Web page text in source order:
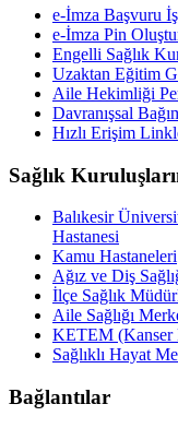
e-İmza Başvuru
e-İmza Pin
Engelli Sağlık
Uzaktan Eğitim
Aile Hekimliği
Davranışsal
Hızlı Erişim
Sağlık
Balıkesir
Hastanesi
Kamu Hastaneleri
Ağız ve Diş
İlçe Sağlık
Aile Sağlığı
KETEM (Kanser
Sağlıklı Hayat
Bağlantılar